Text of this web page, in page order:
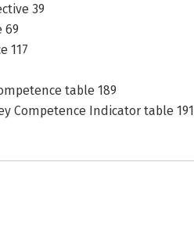
39
69
117
table 189
Competence Indicator table 191